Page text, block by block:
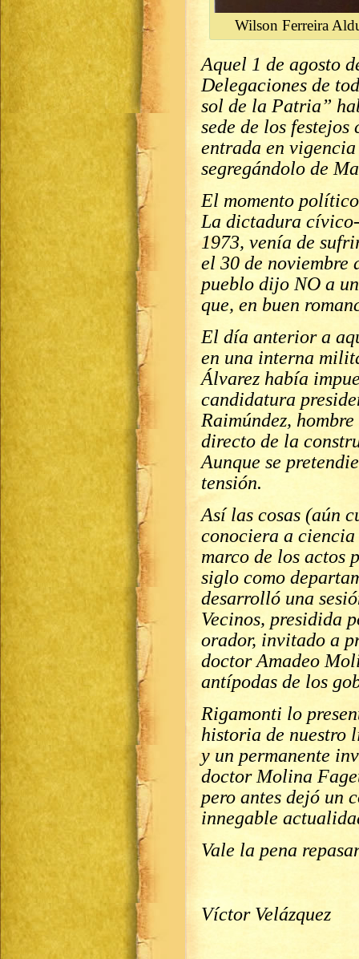
Wilson Ferreira
Aquel 1 de agosto
Delegaciones de
sol de la Patria”
sede de los
entrada en
segregándolo de
El momento
La dictadura
1973, venía de
el 30 de
pueblo dijo NO a
que, en buen
El día anterior a
en una interna
Álvarez había
candidatura
Raimúndez,
directo de la
Aunque se
tensión.
Así las cosas (aún
conociera a
marco de los actos
siglo como
desarrolló una
Vecinos, presidida
orador, invitado a
doctor Amadeo
antípodas de los
Rigamonti lo
historia de nuestro
y un permanente
doctor Molina
pero antes dejó un
innegable
Vale la pena
Víctor Velázquez